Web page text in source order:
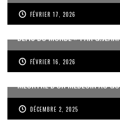
FÉVRIER 17, 2026
« UN GOSIER FIER, FORT ET
DÉFIS DU MONDE » PAR
FÉVRIER 16, 2026
MEURTRE D’UN MÉDECIN AU
DÉCEMBRE 2, 2025